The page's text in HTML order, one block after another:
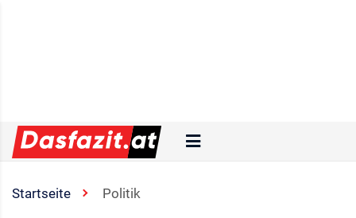
Startseite Politik